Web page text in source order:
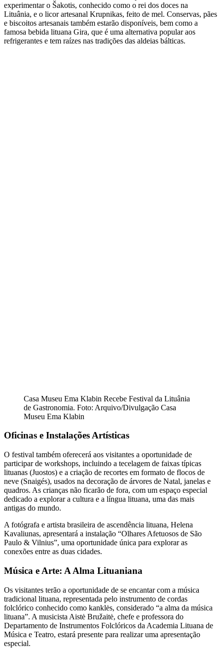
experimentar o Šakotis, conhecido como o rei dos doces na
Lituânia, e o licor artesanal Krupnikas, feito de mel. Conservas, pães
e biscoitos artesanais também estarão disponíveis, bem como a
famosa bebida lituana Gira, que é uma alternativa popular aos
refrigerantes e tem raízes nas tradições das aldeias bálticas.
Casa Museu Ema Klabin Recebe Festival da Lituânia
de Gastronomia. Foto: Arquivo/Divulgação Casa
Museu Ema Klabin
Oficinas e Instalações Artísticas
O festival também oferecerá aos visitantes a oportunidade de
participar de workshops, incluindo a tecelagem de faixas típicas
lituanas (Juostos) e a criação de recortes em formato de flocos de
neve (Snaigés), usados ​​na decoração de árvores de Natal, janelas e
quadros. As crianças não ficarão de fora, com um espaço especial
dedicado a explorar a cultura e a língua lituana, uma das mais
antigas do mundo.
A fotógrafa e artista brasileira de ascendência lituana, Helena
Kavaliunas, apresentará a instalação “Olhares Afetuosos de São
Paulo & Vilnius”, uma oportunidade única para explorar as
conexões entre as duas cidades.
Música e Arte: A Alma Lituaniana
Os visitantes terão a oportunidade de se encantar com a música
tradicional lituana, representada pelo instrumento de cordas
folclórico conhecido como kanklės, considerado “a alma da música
lituana”. A musicista Aistė Bružaitė, chefe e professora do
Departamento de Instrumentos Folclóricos da Academia Lituana de
Música e Teatro, estará presente para realizar uma apresentação
especial.